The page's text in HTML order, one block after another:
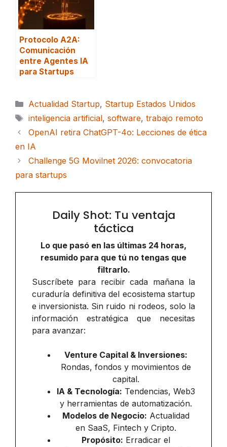
Protocolo A2A:
Comunicación
entre Agentes IA
para Startups
Categorías
Actualidad Startup, Startup Estados Unidos
Etiquetas
inteligencia artificial, software, trabajo remoto
OpenAI retira ChatGPT-4o: Lecciones de ética
en IA
Challenge 5G Movilnet 2026: convocatoria
para startups
Daily Shot: Tu ventaja
táctica
Lo que pasó en las últimas 24 horas,
resumido para que tú no tengas que
filtrarlo.
Suscríbete para recibir cada mañana la
curaduría definitiva del ecosistema startup
e inversionista. Sin ruido ni rodeos, solo la
información estratégica que necesitas
para avanzar:
Venture Capital & Inversiones:
Rondas, fondos y movimientos de
capital.
IA & Tecnología: Tendencias, Web3
y herramientas de automatización.
Modelos de Negocio: Actualidad
en SaaS, Fintech y Cripto.
Propósito: Erradicar el